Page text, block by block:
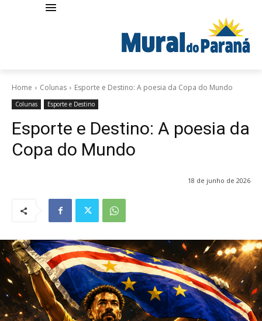
Home Colunas Esporte e Destino: A poesia da Copa do Mundo
Colunas Esporte e Destino
Esporte e Destino: A poesia da
Copa do Mundo
18 de junho de 2026